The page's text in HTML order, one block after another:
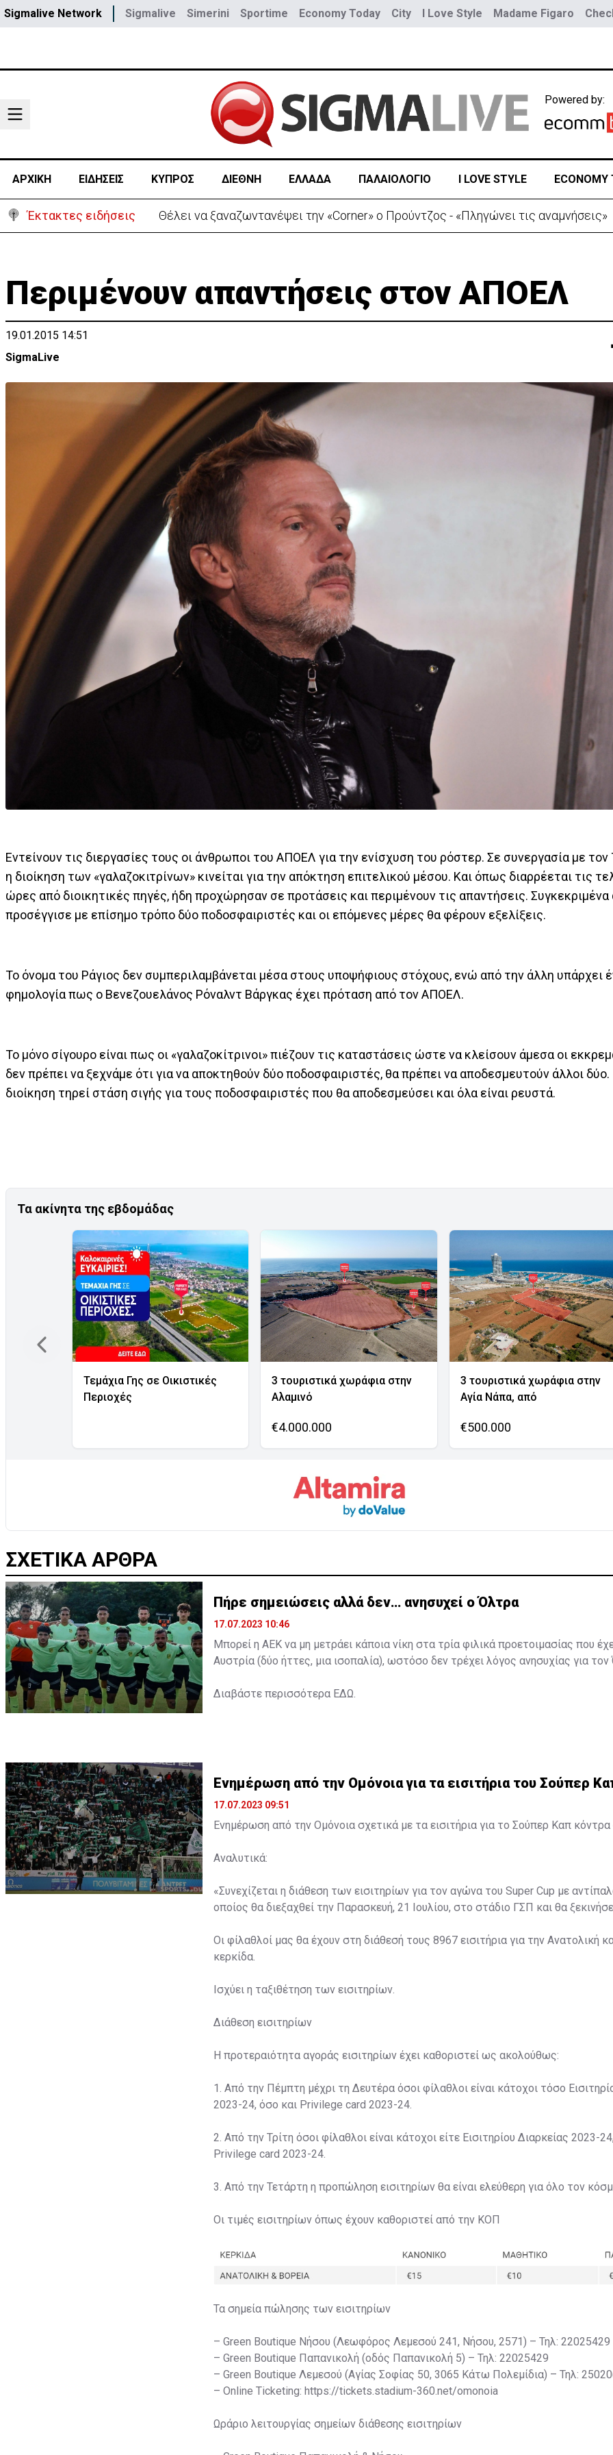
Sigmalive Network Sigmalive Simerini Sportime Economy Today City I Love Style Madame Figaro
Powered by:
ΑΡΧΙΚΗ ΕΙΔΗΣΕΙΣ ΚΥΠΡΟΣ ΔΙΕΘΝΗ ΕΛΛΑΔΑ ΠΑΛΑΙΟΛΟΓΙΟ I LOVE STYLE ECONOMY
Έκτακτες ειδήσεις Θέλει να ξαναζωντανέψει την «Corner» o Προύντζος - «Πληγώνει τις αναμνήσεις»
Περιμένουν απαντήσεις στον ΑΠΟΕΛ
19.01.2015 14:51
SigmaLive
Εντείνουν τις διεργασίες τους οι άνθρωποι του ΑΠΟΕΛ για την ενίσχυση του ρόστερ. Σε συνεργασία με
η διοίκηση των «γαλαζοκιτρίνων» κινείται για την απόκτηση επιτελικού μέσου. Και όπως διαρρέεται τις
ώρες από διοικητικές πηγές, ήδη προχώρησαν σε προτάσεις και περιμένουν τις απαντήσεις.
προσέγγισε με επίσημο τρόπο δύο ποδοσφαιριστές και οι επόμενες μέρες θα φέρουν εξελίξεις.
Το όνομα του Ράγιος δεν συμπεριλαμβάνεται μέσα στους υποψήφιους στόχους, ενώ από την άλλη υπάρχει
φημολογία πως ο Βενεζουελάνος Ρόναλντ Βάργκας έχει πρόταση από τον ΑΠΟΕΛ.
Το μόνο σίγουρο είναι πως οι «γαλαζοκίτρινοι» πιέζουν τις καταστάσεις ώστε να κλείσουν άμεσα οι
δεν πρέπει να ξεχνάμε ότι για να αποκτηθούν δύο ποδοσφαιριστές, θα πρέπει να αποδεσμευτούν άλλοι
διοίκηση τηρεί στάση σιγής για τους ποδοσφαιριστές που θα αποδεσμεύσει και όλα είναι ρευστά.
Τα ακίνητα της εβδομάδας
Τεμάχια Γης σε Οικιστικές
Περιοχές
3 τουριστικά χωράφια στην
Αλαμινό
€4.000.000
3 τουριστικά χωράφια στην
Αγία Νάπα, από
€500.000
ΣΧΕΤΙΚΑ ΑΡΘΡΑ
Πήρε σημειώσεις αλλά δεν… ανησυχεί ο Όλτρα
17.07.2023 10:46
Μπορεί η ΑΕΚ να μη μετράει κάποια νίκη στα τρία φιλικά προετοιμασίας που
Αυστρία (δύο ήττες, μια ισοπαλία), ωστόσο δεν τρέχει λόγος ανησυχίας για τον
Διαβάστε περισσότερα ΕΔΩ
Ενημέρωση από την Ομόνοια για τα εισιτήρια του Σούπερ
17.07.2023 09:51
Ενημέρωση από την Ομόνοια σχετικά με τα εισιτήρια για το Σούπερ Καπ κόντρα
Αναλυτικά:
«Συνεχίζεται η διάθεση των εισιτηρίων για τον αγώνα του Super Cup με
οποίος θα διεξαχθεί την Παρασκευή, 21 Ιουλίου, στο στάδιο ΓΣΠ και θα
Οι φίλαθλοί μας θα έχουν στη διάθεσή τους 8967 εισιτήρια για την Ανατολική
κερκίδα.
Ισχύει η ταξιθέτηση των εισιτηρίων.
Διάθεση εισιτηρίων
Η προτεραιότητα αγοράς εισιτηρίων έχει καθοριστεί ως ακολούθως:
1. Από την Πέμπτη μέχρι τη Δευτέρα όσοι φίλαθλοι είναι κάτοχοι τόσο
2023-24, όσο και Privilege card 2023-24.
2. Από την Τρίτη όσοι φίλαθλοι είναι κάτοχοι είτε Εισιτηρίου Διαρκείας 2023-
Privilege card 2023-24.
3. Από την Τετάρτη η προπώληση εισιτηρίων θα είναι ελεύθερη για όλο τον
Οι τιμές εισιτηρίων όπως έχουν καθοριστεί από την ΚΟΠ
Τα σημεία πώλησης των εισιτηρίων
– Green Boutique Νήσου (Λεωφόρος Λεμεσού 241, Νήσου, 2571) – Τηλ: 22025429
– Green Boutique Παπανικολή (οδός Παπανικολή 5) – Τηλ: 22025429
– Green Boutique Λεμεσού (Αγίας Σοφίας 50, 3065 Κάτω Πολεμίδια) – Τηλ:
– Online Ticketing: https://tickets.stadium-360.net/omonoia
Ωράριο λειτουργίας σημείων διάθεσης εισιτηρίων